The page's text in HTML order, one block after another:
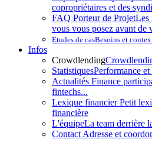
copropriétaires et des
FAQ Porteur de ProjetLes
vous vous posez avant
Etudes de casBesoins et
Infos
Crowdlending
StatistiquesPerformance
Actualités Finance
fintechs...
Lexique financierPetit
financière
L'équipeLa team derrière
Contact Adresse et